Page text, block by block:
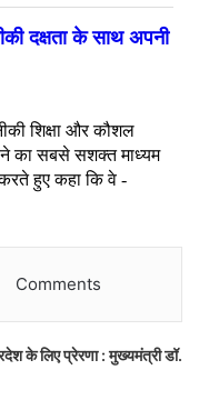
Comments
के लिए प्रेरणा : मुख्यमंत्री डॉ.